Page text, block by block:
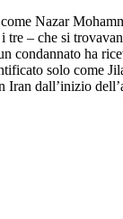
Nazar
tre – che si
condannato ha
solo come
Iran dall’inizio